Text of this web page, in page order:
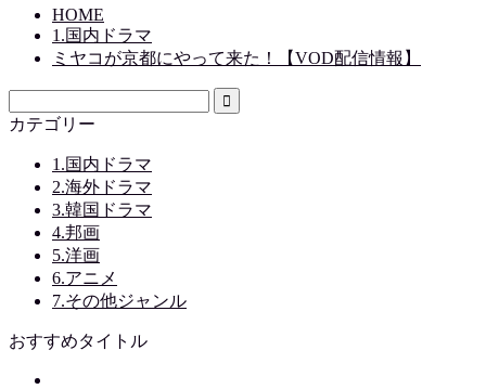
HOME
1.国内ドラマ
ミヤコが京都にやって来た！【VOD配信情報】
カテゴリー
1.国内ドラマ
2.海外ドラマ
3.韓国ドラマ
4.邦画
5.洋画
6.アニメ
7.その他ジャンル
おすすめタイトル